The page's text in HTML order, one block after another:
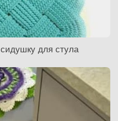
для стула